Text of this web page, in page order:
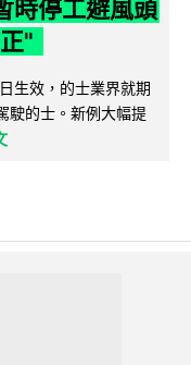
時停工避風頭
"
生效，的士業界就期
駛的士。新例大幅提